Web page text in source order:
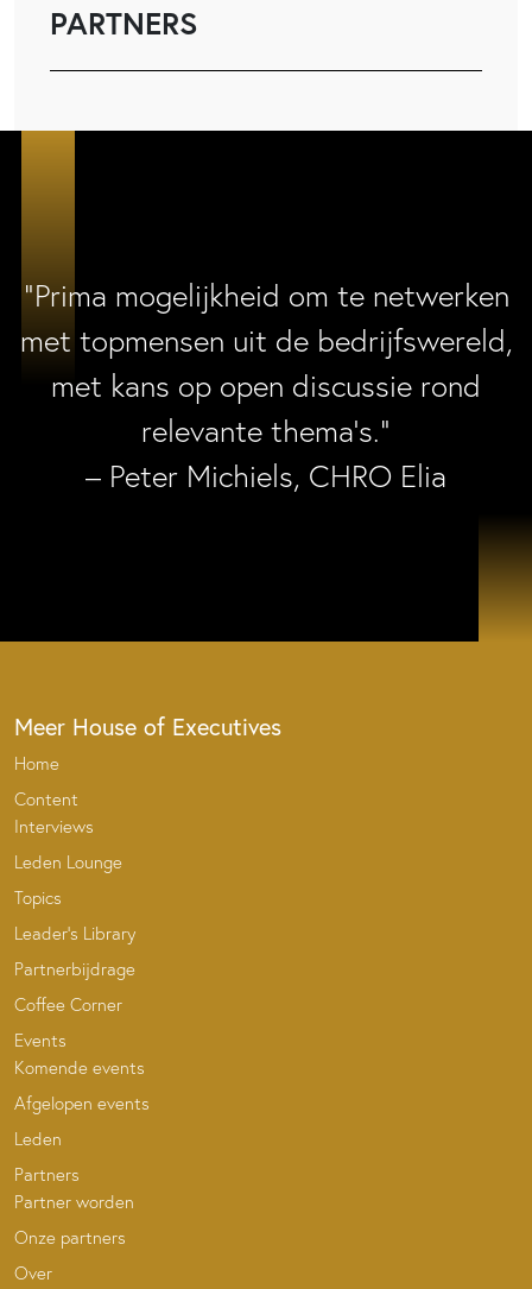
PARTNERS
“Prima mogelijkheid om te netwerken
met topmensen uit de bedrijfswereld,
met kans op open discussie rond
relevante thema’s.”
– Peter Michiels, CHRO Elia
Meer House of Executives
Home
Content
Interviews
Leden Lounge
Topics
Leader’s Library
Partnerbijdrage
Coffee Corner
Events
Komende events
Afgelopen events
Leden
Partners
Partner worden
Onze partners
Over